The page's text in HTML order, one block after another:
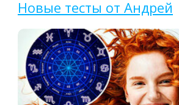
Новые тесты от Андрей